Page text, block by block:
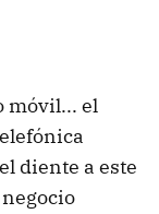
móvil... el
diente a este